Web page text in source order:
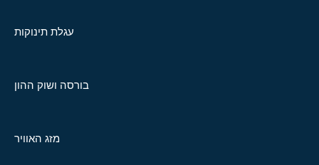
עגלת תינוקות
בורסה ושוק ההון
מזג האוויר